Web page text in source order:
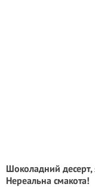
Шоколадний десерт,
Нереальна смакота!